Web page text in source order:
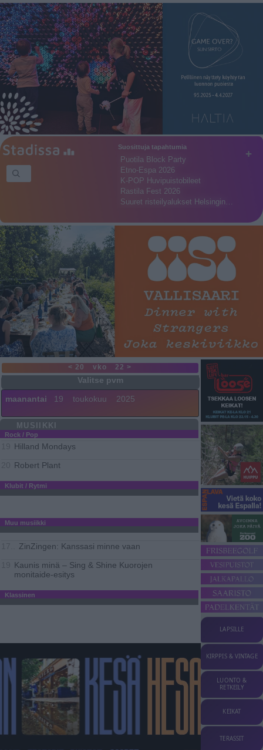
+
Suosittuja tapahtumia
Puotila Block Party
Etno-Espa 2026
K-POP Huvipuistobileet
Rastila Fest 2026
Suuret risteilyalukset Helsingin…
< 20 vko 22 >
maanantai 19 toukokuu 2025
MUSIIKKI
Rock / Pop
Hilland Mondays
Robert Plant
Klubit / Rytmi
Muu musiikki
ZinZingen: Kanssasi minne vaan
Kaunis minä – Sing & Shine Kuorojen
monitaide-esitys
Klassinen
LAPSILLE
KIRPPIS & VINTAGE
LUONTO &
RETKEILY
KEIKAT
TERASSIT